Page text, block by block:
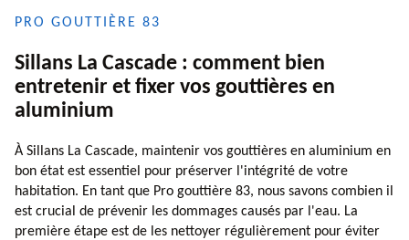
PRO GOUTTIÈRE 83
Sillans La Cascade : comment bien
entretenir et fixer vos gouttières en
aluminium
À Sillans La Cascade, maintenir vos gouttières en aluminium en
bon état est essentiel pour préserver l'intégrité de votre
habitation. En tant que Pro gouttière 83, nous savons combien il
est crucial de prévenir les dommages causés par l'eau. La
première étape est de les nettoyer régulièrement pour éviter